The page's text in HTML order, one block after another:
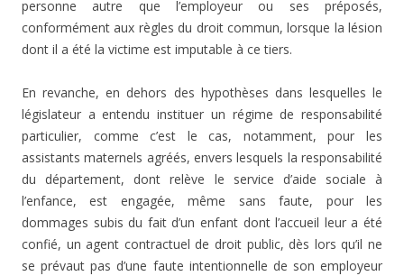
personne autre que l’employeur ou ses préposés,
conformément aux règles du droit commun, lorsque la lésion
dont il a été la victime est imputable à ce tiers.
En revanche, en dehors des hypothèses dans lesquelles le
législateur a entendu instituer un régime de responsabilité
particulier, comme c’est le cas, notamment, pour les
assistants maternels agréés, envers lesquels la responsabilité
du département, dont relève le service d’aide sociale à
l’enfance, est engagée, même sans faute, pour les
dommages subis du fait d’un enfant dont l’accueil leur a été
confié, un agent contractuel de droit public, dès lors qu’il ne
se prévaut pas d’une faute intentionnelle de son employeur